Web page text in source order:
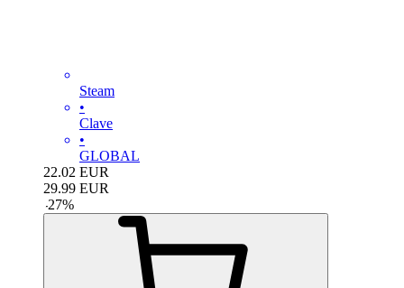
Steam
•
Clave
•
GLOBAL
22.02 EUR
29.99 EUR
-27%